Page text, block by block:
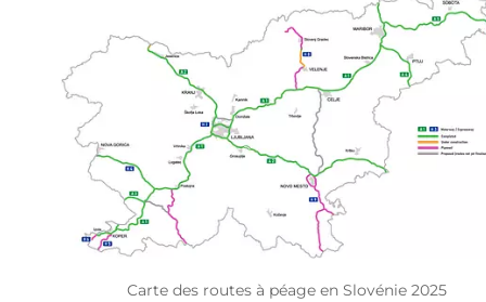
Carte des routes à péage en Slovénie 2025